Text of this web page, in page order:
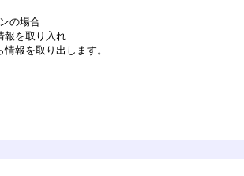
の場合
報を取り入れ
報を取り出します。